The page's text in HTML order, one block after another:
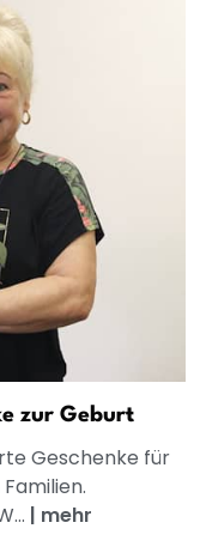
zur Geburt
Geschenke für
| mehr